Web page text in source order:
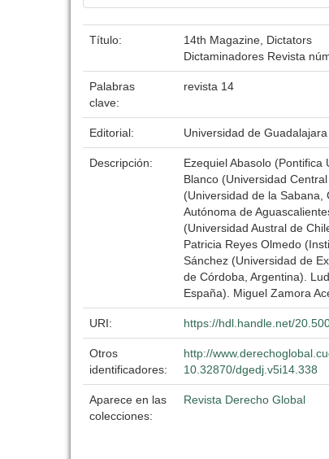
Título:
14th Magazine, Dictators
Dictaminadores Revista
Palabras
clave:
revista 14
Editorial: Universidad de Guadalajara
Descripción:
Ezequiel Abasolo
Blanco (Universidad
(Universidad de la
Autónoma de
(Universidad Austral de
Patricia Reyes Olmedo
Sánchez (Universidad de
de Córdoba, Argentina).
España). Miguel Zamora
URI: https://hdl.handle.net/
Otros
identificadores:
http://
10.32870/dgedj.v5i14.338
Aparece en las
colecciones:
Revista Derecho Global